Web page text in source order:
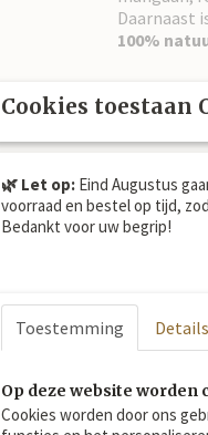
Daarnaast
100%
Zowel de
100%
Namen:
Cookies toestaan
🌿 Let op: Eind Augustus
voorraad en bestel op tijd,
Bedankt voor uw begrip!
Toestemming Details
Op deze website worden
Cookies worden door ons